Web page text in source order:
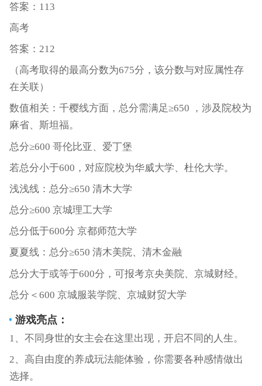
答案：113
高考
答案：212
（高考取得的最高分数为675分，该分数与对应属性存
在关联）
数值相关：千樱线方面，总分需满足≥650 ，涉及院校为
麻省、斯坦福。
总分≥600 哥伦比亚、爱丁堡
若总分小于600，对应院校为华威大学、杜伦大学。
浅浅线：总分≥650 清木大学
总分≥600 京城理工大学
总分低于600分 京都师范大学
夏夏线：总分≥650 清木美院、清木金融
总分大于或等于600分，可报考京央美院、京城财经。
总分＜600 京城服装学院、京城财贸大学
游戏亮点：
1、不同身世的女主会在这里出现，开启不同的人生。
2、高自由度的养成玩法能体验，你需要各种感情做出
选择。